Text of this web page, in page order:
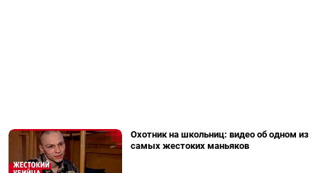
Охотник на школьниц: видео об одном из
самых жестоких маньяков